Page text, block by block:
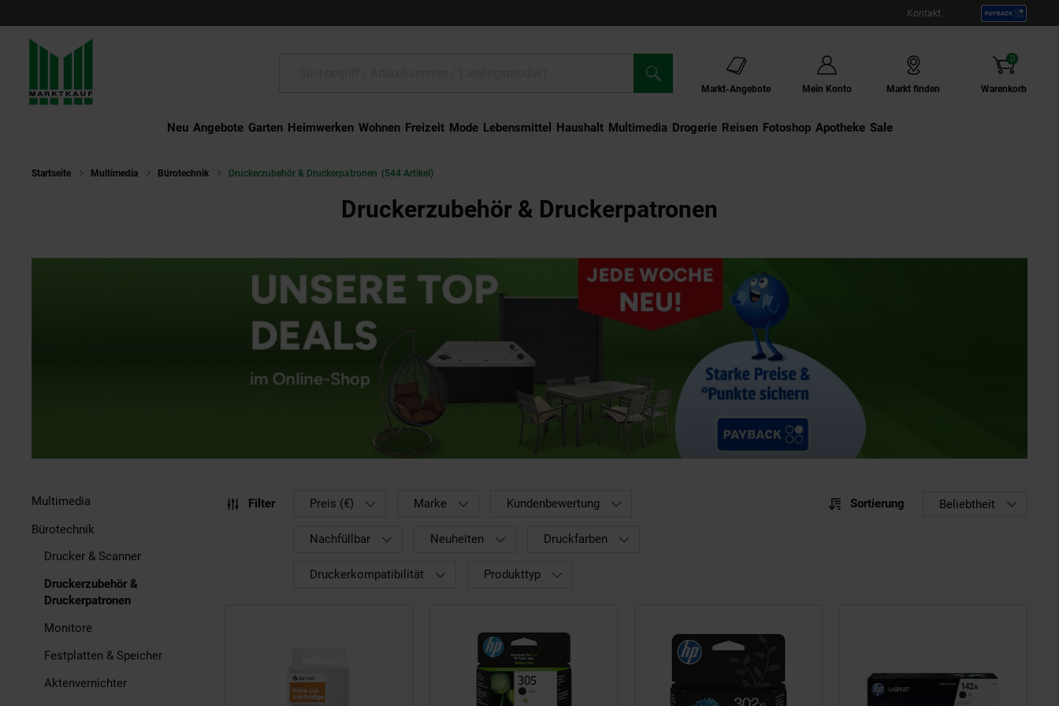
Kontakt
Markt-Angebote Mein Konto Markt finden Warenkorb
0
Artikel
Neu Angebote Garten Heimwerken Wohnen Freizeit Mode Lebensmittel Haushalt Multimedia Drogerie Externer Link:
Reisen Externer Link:
Fotoshop Externer Link:
Apotheke Sale
Startseite Multimedia Bürotechnik Druckerzubehör & Druckerpatronen (544 Artikel)
Druckerzubehör & Druckerpatronen
Multimedia
Bürotechnik
Drucker & Scanner
Druckerzubehör &
Druckerpatronen
Monitore
Festplatten & Speicher
Aktenvernichter
Filter Preis (€) Marke Kundenbewertung
Nachfüllbar Neuheiten Druckfarben
Druckerkompatibilität Produkttyp
Sortierung Beliebtheit